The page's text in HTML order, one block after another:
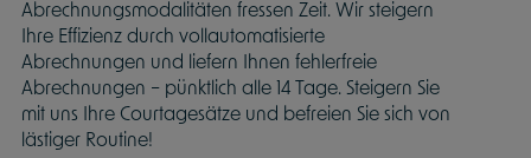
Abrechnungsmodalitäten fressen Zeit. Wir steigern
Ihre Effizienz durch vollautomatisierte
Abrechnungen und liefern Ihnen fehlerfreie
Abrechnungen – pünktlich alle 14 Tage. Steigern Sie
mit uns Ihre Courtagesätze und befreien Sie sich von
lästiger Routine!